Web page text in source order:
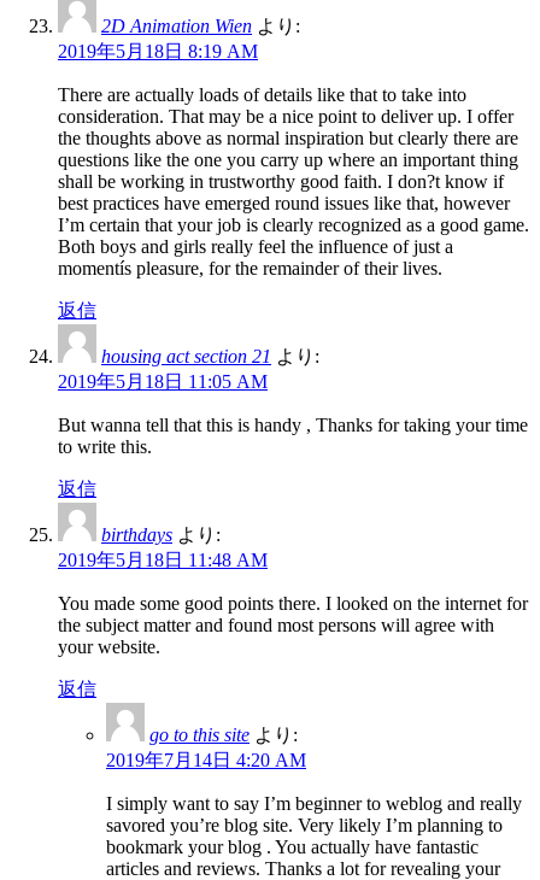
2D Animation Wien より:
2019年5月18日 8:19 AM
There are actually loads of details like that to take into
consideration. That may be a nice point to deliver up. I offer
the thoughts above as normal inspiration but clearly there are
questions like the one you carry up where an important thing
shall be working in trustworthy good faith. I don?t know if
best practices have emerged round issues like that, however
I’m certain that your job is clearly recognized as a good game.
Both boys and girls really feel the influence of just a
momentís pleasure, for the remainder of their lives.
返信
housing act section 21 より:
2019年5月18日 11:05 AM
But wanna tell that this is handy , Thanks for taking your time
to write this.
返信
birthdays より:
2019年5月18日 11:48 AM
You made some good points there. I looked on the internet for
the subject matter and found most persons will agree with
your website.
返信
go to this site より:
2019年7月14日 4:20 AM
I simply want to say I’m beginner to weblog and really
savored you’re blog site. Very likely I’m planning to
bookmark your blog . You actually have fantastic
articles and reviews. Thanks a lot for revealing your